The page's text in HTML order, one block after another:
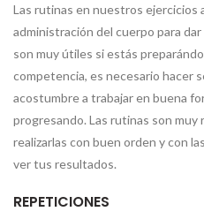
Las rutinas en nuestros ejercicios
administración del cuerpo para
son muy útiles si estás
competencia, es necesario hacer
acostumbre a trabajar en buena
progresando. Las rutinas son muy
realizarlas con buen orden y con
ver tus resultados.
REPETICIONES